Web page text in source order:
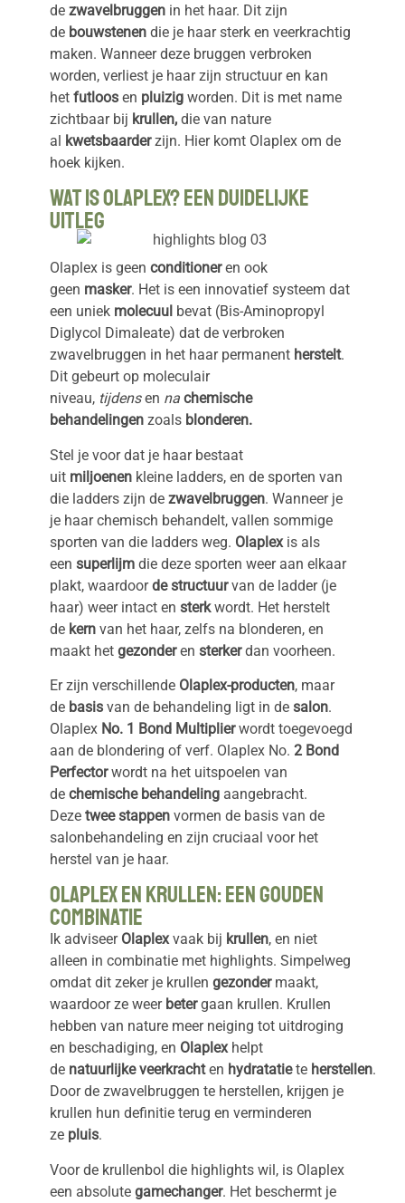
de zwavelbruggen in het haar. Dit zijn
de bouwstenen die je haar sterk en veerkrachtig
maken. Wanneer deze bruggen verbroken
worden, verliest je haar zijn structuur en kan
het futloos en pluizig worden. Dit is met name
zichtbaar bij krullen, die van nature
al kwetsbaarderzijn. Hier komt Olaplex om de
hoek kijken.
Wat is Olaplex? Een Duidelijke
Uitleg
Olaplex is geen conditioneren ook
geen masker. Het is een innovatief systeem dat
een uniek molecuul bevat (Bis-Aminopropyl
Diglycol Dimaleate) dat de verbroken
zwavelbruggen in het haar permanent herstelt.
Dit gebeurt op moleculair
niveau, tijdensen na chemische
behandelingen zoals blonderen.
Stel je voor dat je haar bestaat
uit miljoenen kleine ladders, en de sporten van
die ladders zijn de zwavelbruggen. Wanneer je
je haar chemisch behandelt, vallen sommige
sporten van die ladders weg. Olaplexis als
een superlijm die deze sporten weer aan elkaar
plakt, waardoorde structuurvan de ladder (je
haar) weer intact en sterkwordt. Het herstelt
de kern van het haar, zelfs na blonderen, en
maakt het gezonderen sterkerdan voorheen.
Er zijn verschillende Olaplex-producten, maar
de basis van de behandeling ligt in de salon.
Olaplex No. 1 Bond Multiplierwordt toegevoegd
aan de blondering of verf. Olaplex No. 2 Bond
Perfectorwordt na het uitspoelen van
de chemische behandeling aangebracht.
Deze twee stappen vormen de basis van de
salonbehandeling en zijn cruciaal voor het
herstel van je haar.
Olaplex en Krullen: Een Gouden
Combinatie
Ik adviseer Olaplexvaak bij krullen, en niet
alleen in combinatie met highlights. Simpelweg
omdat dit zeker je krullen gezondermaakt,
waardoor ze weerbetergaan krullen. Krullen
hebben van nature meer neiging tot uitdroging
en beschadiging, en Olaplexhelpt
de natuurlijke veerkrachten hydratatiete herstellen.
Door de zwavelbruggen te herstellen, krijgen je
krullen hun definitie terug en verminderen
ze pluis.
Voor de krullenbol die highlights wil, is Olaplex
een absolute gamechanger. Het beschermt je